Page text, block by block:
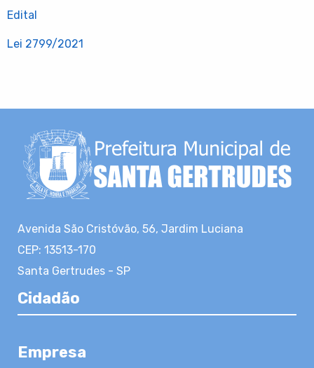
Edital
Lei 2799/2021
Avenida São Cristóvão, 56, Jardim Luciana
CEP: 13513-170
Santa Gertrudes - SP
Cidadão
Empresa